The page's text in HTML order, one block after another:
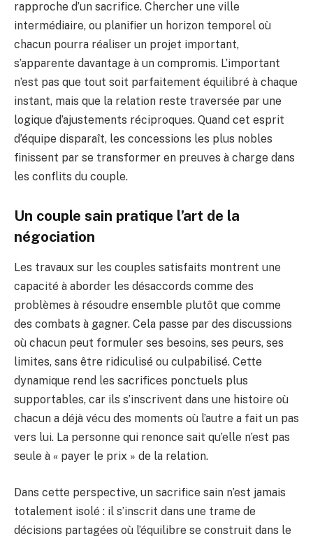
rapproche d’un sacrifice. Chercher une ville
intermédiaire, ou planifier un horizon temporel où
chacun pourra réaliser un projet important,
s’apparente davantage à un compromis. L’important
n’est pas que tout soit parfaitement équilibré à chaque
instant, mais que la relation reste traversée par une
logique d’ajustements réciproques. Quand cet esprit
d’équipe disparaît, les concessions les plus nobles
finissent par se transformer en preuves à charge dans
les conflits du couple.
Un couple sain pratique l’art de la
négociation
Les travaux sur les couples satisfaits montrent une
capacité à aborder les désaccords comme des
problèmes à résoudre ensemble plutôt que comme
des combats à gagner. Cela passe par des discussions
où chacun peut formuler ses besoins, ses peurs, ses
limites, sans être ridiculisé ou culpabilisé. Cette
dynamique rend les sacrifices ponctuels plus
supportables, car ils s’inscrivent dans une histoire où
chacun a déjà vécu des moments où l’autre a fait un pas
vers lui. La personne qui renonce sait qu’elle n’est pas
seule à « payer le prix » de la relation.
Dans cette perspective, un sacrifice sain n’est jamais
totalement isolé : il s’inscrit dans une trame de
décisions partagées où l’équilibre se construit dans le